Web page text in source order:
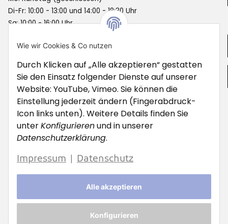
Alle akzeptieren
Konfigurieren
Wie wir Cookies & Co nutzen
Durch Klicken auf „Alle akzeptieren“ gestatten
Sie den Einsatz folgender Dienste auf unserer
Website: YouTube, Vimeo. Sie können die
Einstellung jederzeit ändern (Fingerabdruck-
Icon links unten). Weitere Details finden Sie
unterKonfigurierenund in unserer
Datenschutzerklärung.
Impressum
Datenschutz
Di-Fr: 10:00 - 13:00 und 14:00 - 18:30 Uhr
Sa: 10:00 - 16:00 Uhr
Informationen
Gesetzliche Informationen
Unsere Werkstatt
Service Hotline:
0241 - 9010323
Di - Fr: 10.00 - 13.00 und 14.00 - 18.30 Uhr